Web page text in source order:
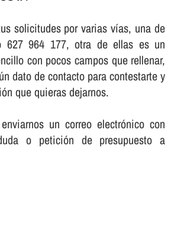
solicitudes por varias ví­as, una de
627 964 177, otra de ellas es un
con pocos campos que rellenar,
dato de contacto para contestarte y
que quieras dejarnos.
un correo electrónico con
o petición de presupuesto a